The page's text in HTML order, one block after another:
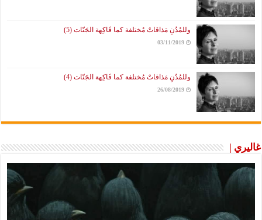
وللمُدُنِ مَذاقاتٌ مُختلفة كما فَاكِهة الجَنّات (5)
03/11/2019
وللمُدُنِ مَذاقاتٌ مُختلفة كما فَاكِهة الجَنّات (4)
26/08/2019
غاليري |